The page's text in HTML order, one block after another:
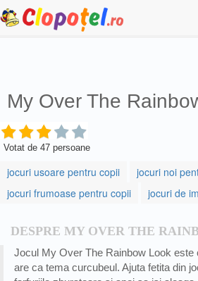
My Over The
Votat de 47 persoane
jocuri usoare pentru copii
jocuri noi
jocuri frumoase pentru copii
jocuri de
DESPRE MY OVER THE
Jocul My Over The Rainbow Look
are ca tema curcubeul. Ajuta fetita din